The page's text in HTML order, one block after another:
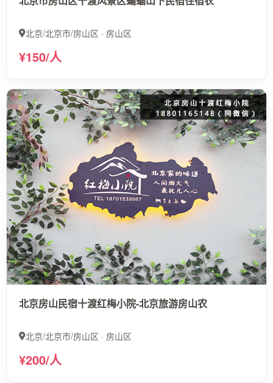
北京/北京市/房山区 · 房山区
¥150/人
北京房山民宿十渡红梅小院-北京旅游房山农
北京/北京市/房山区 · 房山区
¥200/人